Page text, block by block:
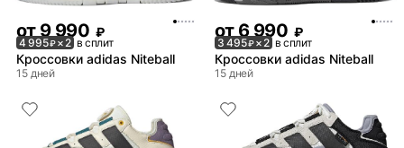
от9 990 ₽
4 995₽× 2 в сплит
Кроссовки adidas Niteball
15 дней
от6 990 ₽
3 495₽× 2 в сплит
Кроссовки adidas Niteball
15 дней